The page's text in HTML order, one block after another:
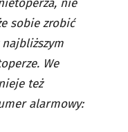
nie
sobie zrobić
We
też
alarmowy: